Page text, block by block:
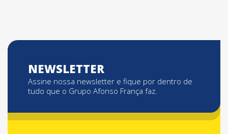
NEWSLETTER
Assine nossa newsletter e fique por dentro de
tudo que o Grupo Afonso França faz.